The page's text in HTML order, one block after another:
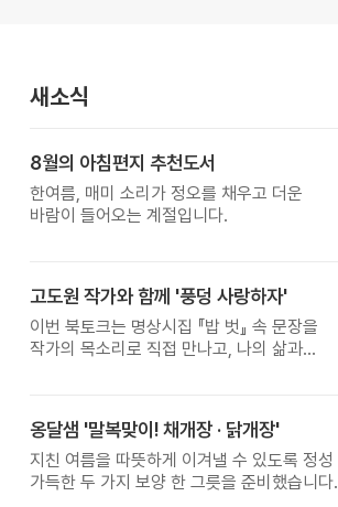
새소식
8월의 아침편지 추천도서
한여름, 매미 소리가 정오를 채우고 더운
바람이 들어오는 계절입니다.
고도원 작가와 함께 '풍덩 사랑하자'
이번 북토크는 명상시집 『밥 벗』 속 문장을
작가의 목소리로 직접 만나고, 나의 삶과
옹달샘 '말복맞이! 채개장 · 닭개장'
지친 여름을 따뜻하게 이겨낼 수 있도록 정성
가득한 두 가지 보양 한 그릇을 준비했습니다.